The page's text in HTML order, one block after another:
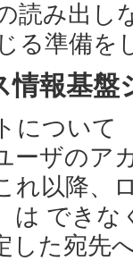
読み出し
る準備を
情報基盤
について
ーザのア
れ以降、
は でき
した宛先